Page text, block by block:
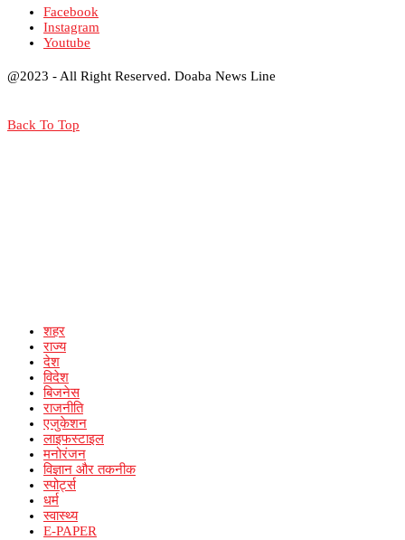
Facebook
Instagram
Youtube
@2023 - All Right Reserved. Doaba News Line
Back To Top
शहर
राज्य
देश
विदेश
बिजनेस
राजनीति
एजुकेशन
लाइफस्टाइल
मनोरंजन
विज्ञान और तकनीक
स्पोर्ट्स
धर्म
स्वास्थ्य
E-PAPER